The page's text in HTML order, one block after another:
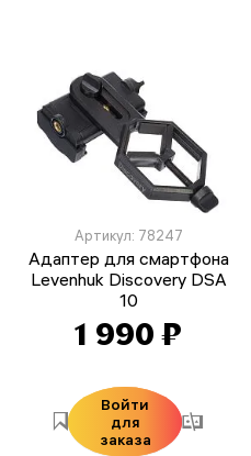
Артикул: 78247
Адаптер для смартфона
Levenhuk Discovery DSA
10
1 990 ₽
Войти
для
заказа